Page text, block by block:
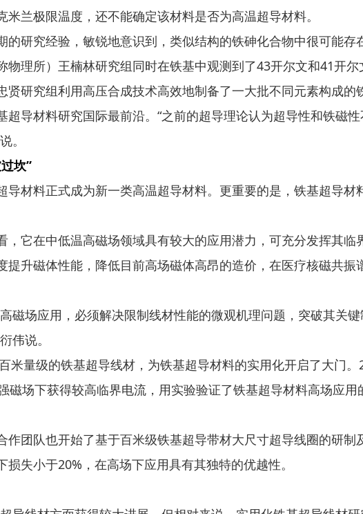
兰极限温度，还不能确定该材料是否为高温超导材料。
研究经验，敏锐地意识到，类似结构的铁砷化合物中很可能存
物理所）王楠林研究组同时在铁基中观测到了43开尔文和41开
研究组利用高压合成技术高效地制备了一大批不同元素构成的
材料研究国际最前沿。“之前的超导理论认为超导性和铁磁
。
坎”
材料正式成为新一类高温超导材料。更重要的是，铁基超导材
它在中低温高磁场领域具有较大的应用潜力，可充分发挥其临
提升磁体性能，降低目前高场磁体高昂的造价，在医疗核磁共
场应用，必须解决限制线材性能的微观机理问题，突破其关
伟说。
量级的铁基超导线材，为铁基超导材料的实用化开启了大门
磁场下获得较高临界电流，用实验验证了铁基超导材料高场应
团队也开始了基于百米级铁基超导带材大尺寸超导线圈的研制
失小于20%，在高场下应用具有其独特的优越性。